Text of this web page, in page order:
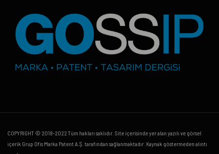
COPYRIGHT © 2018-2022 Tüm hakları saklıdır. Site içerisinde yer alan yazılı ve görsel
içerik Grup Ofis Marka Patent A.Ş. tarafından sağlanmaktadır. Kaynak göstermeden alıntı